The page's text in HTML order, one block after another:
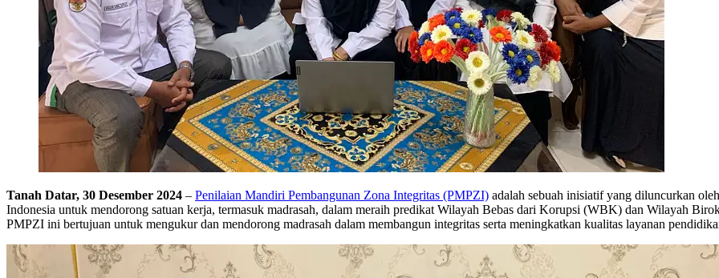
Tanah Datar, 30 Desember 2024 – Penilaian Mandiri Pembangunan Zona Integritas (PMPZI) adalah sebuah inisiatif yang diluncurkan
Indonesia untuk mendorong satuan kerja, termasuk madrasah, dalam meraih predikat Wilayah Bebas dari Korupsi (WBK) dan Wilayah
PMPZI ini bertujuan untuk mengukur dan mendorong madrasah dalam membangun integritas serta meningkatkan kualitas layanan